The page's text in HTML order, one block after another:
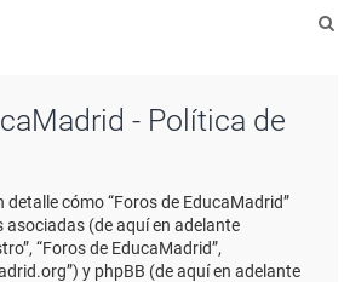
- Política de
cómo “Foros de EducaMadrid”
asociadas (de aquí en adelante
“Foros de EducaMadrid”,
y phpBB (de aquí en adelante